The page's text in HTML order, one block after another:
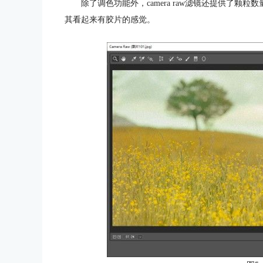
除了调色功能外，camera raw滤镜还提供了颗粒
其看起来有胶片的感觉。